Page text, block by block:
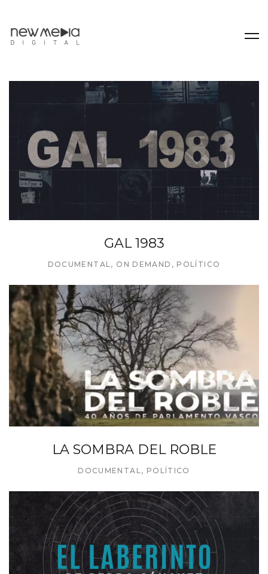
GAL 1983
DOCUMENTAL, ON DEMAND , POLÍTICO
LA SOMBRA DEL ROBLE
DOCUMENTAL , POLÍTICO